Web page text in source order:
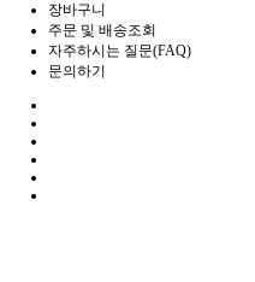
장바구니
주문 및 배송조회
자주하시는 질문(FAQ)
문의하기